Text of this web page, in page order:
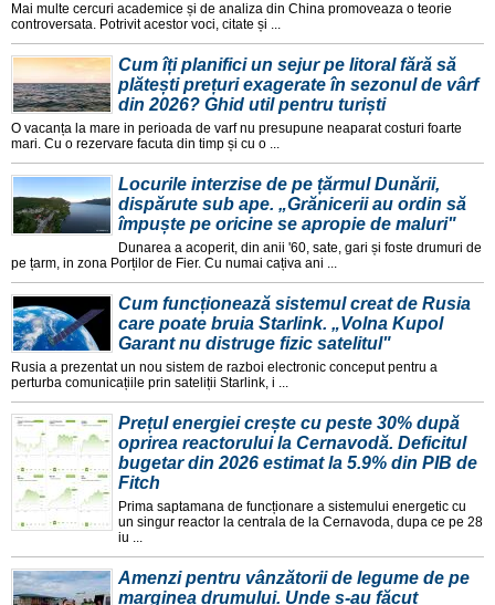
Mai multe cercuri academice și de analiza din China promoveaza o teorie
controversata. Potrivit acestor voci, citate și ...
Cum îți planifici un sejur pe litoral fără să
plătești prețuri exagerate în sezonul de vârf
din 2026? Ghid util pentru turiști
O vacanța la mare in perioada de varf nu presupune neaparat costuri foarte
mari. Cu o rezervare facuta din timp și cu o ...
Locurile interzise de pe țărmul Dunării,
dispărute sub ape. „Grănicerii au ordin să
împuște pe oricine se apropie de maluri"
Dunarea a acoperit, din anii '60, sate, gari și foste drumuri de
pe țarm, in zona Porților de Fier. Cu numai cațiva ani ...
Cum funcționează sistemul creat de Rusia
care poate bruia Starlink. „Volna Kupol
Garant nu distruge fizic satelitul"
Rusia a prezentat un nou sistem de razboi electronic conceput pentru a
perturba comunicațiile prin sateliții Starlink, i ...
Prețul energiei crește cu peste 30% după
oprirea reactorului la Cernavodă. Deficitul
bugetar din 2026 estimat la 5.9% din PIB de
Fitch
Prima saptamana de funcționare a sistemului energetic cu
un singur reactor la centrala de la Cernavoda, dupa ce pe 28
iu ...
Amenzi pentru vânzătorii de legume de pe
marginea drumului. Unde s-au făcut